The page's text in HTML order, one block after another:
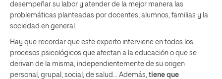
desempeñar su labor y atender de la mejor manera las
problemáticas planteadas por docentes, alumnos, familias y la
sociedad en general.
Hay que recordar que este experto interviene en todos los
procesos psicológicos que afectan a la educación o que se
derivan de la misma, independientemente de su origen
personal, grupal, social, de salud… Además, tiene que